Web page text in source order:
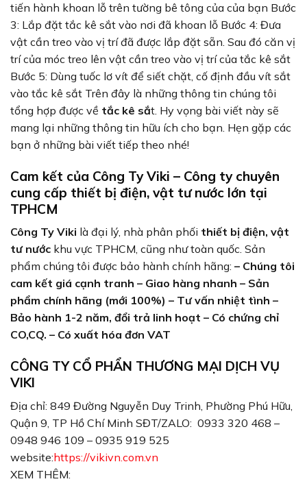
tiến hành khoan lỗ trên tường bê tông của của bạn Bước
3: Lắp đặt tắc kê sắt vào nơi đã khoan lỗ Bước 4: Đưa
vật cần treo vào vị trí đã được lắp đặt sẵn. Sau đó căn vị
trí của móc treo lên vật cần treo vào vị trí của tắc kê sắt
Bước 5: Dùng tuốc lơ vít để siết chặt, cố định đầu vít sắt
vào tắc kê sắt Trên đây là những thông tin chúng tôi
tổng hợp được về tắc kê sắt. Hy vọng bài viết này sẽ
mang lại những thông tin hữu ích cho bạn. Hẹn gặp các
bạn ở những bài viết tiếp theo nhé!
Cam kết của Công Ty Viki – Công ty chuyên
cung cấp thiết bị điện, vật tư nước lớn tại
TPHCM
Công Ty Viki là đại lý, nhà phân phối thiết bị điện, vật
tư nước khu vực TPHCM, cũng như toàn quốc. Sản
phẩm chúng tôi được bảo hành chính hãng: – Chúng tôi
cam kết giá cạnh tranh – Giao hàng nhanh – Sản
phẩm chính hãng (mới 100%) – Tư vấn nhiệt tình –
Bảo hành 1-2 năm, đổi trả linh hoạt – Có chứng chỉ
CO,CQ. – Có xuất hóa đơn VAT
CÔNG TY CỔ PHẨN THƯƠNG MẠI DỊCH VỤ
VIKI
Địa chỉ: 849 Đường Nguyễn Duy Trinh, Phường Phú Hữu,
Quận 9, TP Hồ Chí Minh SĐT/ZALO: 0933 320 468 –
0948 946 109 – 0935 919 525
website:https://vikivn.com.vn
XEM THÊM: